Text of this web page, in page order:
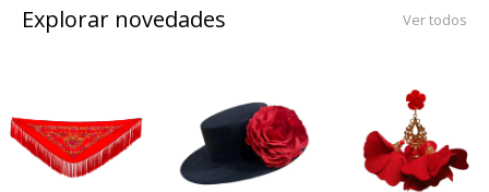
Explorar novedades Ver todos